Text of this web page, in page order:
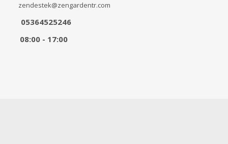
zendestek@zengardentr.com
05364525246
08:00 - 17:00